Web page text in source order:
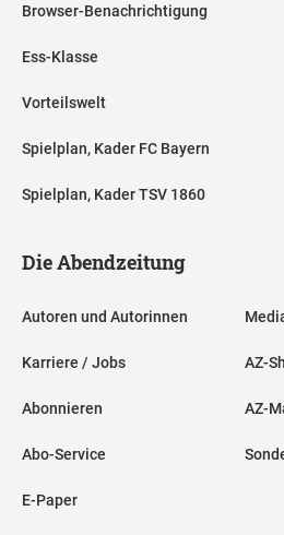
Browser-Benachrichtigung
Ess-Klasse
Vorteilswelt
Spielplan, Kader FC Bayern
Spielplan, Kader TSV 1860
Die Abendzeitung
Autoren und Autorinnen
Karriere / Jobs
Abonnieren
Abo-Service
E-Paper
AZ-
AZ-